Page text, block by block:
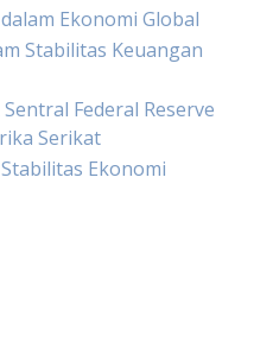
Ekonomi Global
Stabilitas Keuangan
Federal Reserve
Serikat
Ekonomi